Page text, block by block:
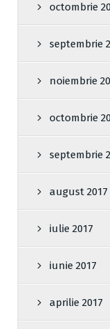
octombrie
septembrie
noiembrie
octombrie
septembrie
august 2017
iulie 2017
iunie 2017
aprilie 2017